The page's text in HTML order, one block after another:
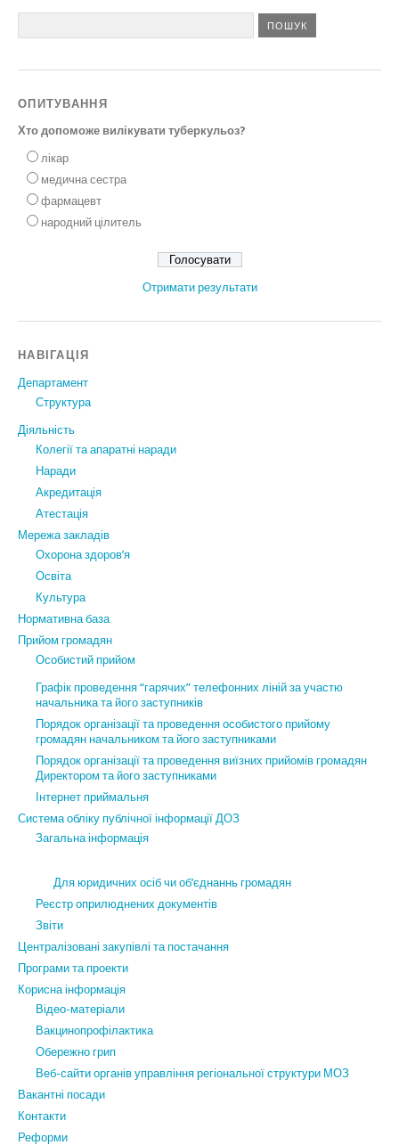
ОПИТУВАННЯ
Хто допоможе вилікувати туберкульоз?
лікар
медична сестра
фармацевт
народний цілитель
Отримати результати
НАВІГАЦІЯ
Департамент
Структура
Діяльність
Колегії та апаратні наради
Наради
Акредитація
Атестація
Мережа закладів
Охорона здоров’я
Освіта
Культура
Нормативна база
Прийом громадян
Особистий прийом
Графік проведення “гарячих” телефонних ліній за участю
начальника та його заступників
Порядок організації та проведення особистого прийому
громадян начальником та його заступниками
Порядок організації та проведення виїзних прийомів громадян
Директором та його заступниками
Інтернет приймальня
Система обліку публічної інформації ДОЗ
Загальна інформація
Для юридичних осіб чи об’єднаннь громадян
Реєстр оприлюднених документів
Звіти
Централізовані закупівлі та постачання
Програми та проекти
Корисна інформація
Відео-матеріали
Вакцинопрофілактика
Обережно грип
Веб-сайти органів управління регіональної структури МОЗ
Вакантні посади
Контакти
Реформи